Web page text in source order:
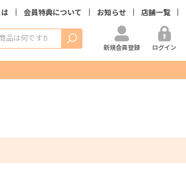
会員特典について お知らせ 店舗一覧
検索
新規会員登録 ログイン